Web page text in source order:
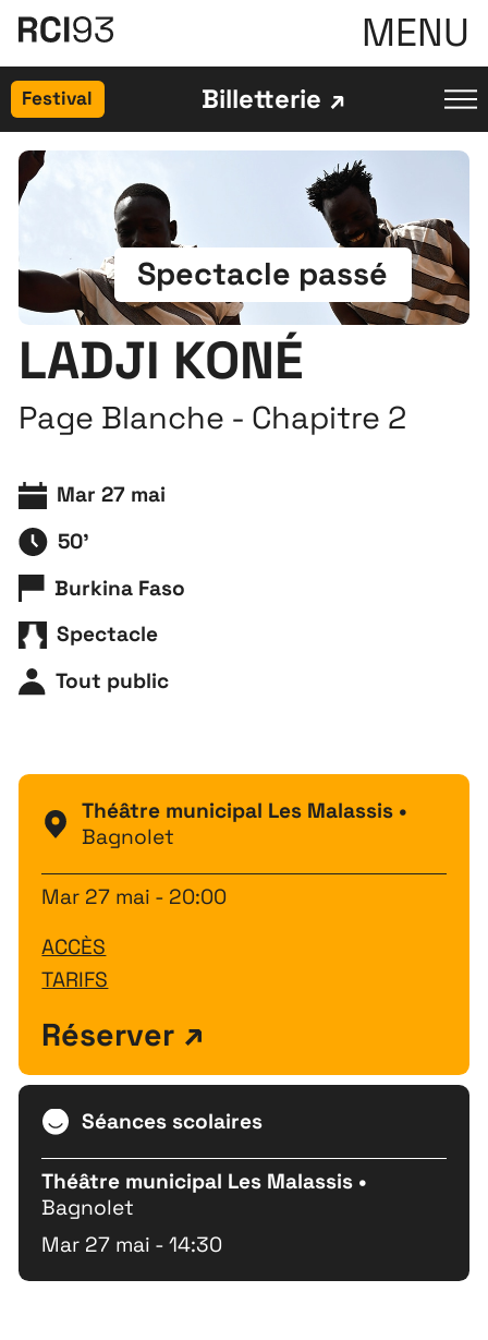
MENU
Festival Billetterie
Spectacle passé
LADJI KONÉ
Page Blanche - Chapitre 2
Mar 27 mai
50'
Burkina Faso
Spectacle
Tout public
Théâtre municipal Les Malassis •
Bagnolet
Mar 27 mai - 20:00
ACCÈS
TARIFS
Réserver
Séances scolaires
Théâtre municipal Les Malassis •
Bagnolet
Mar 27 mai - 14:30